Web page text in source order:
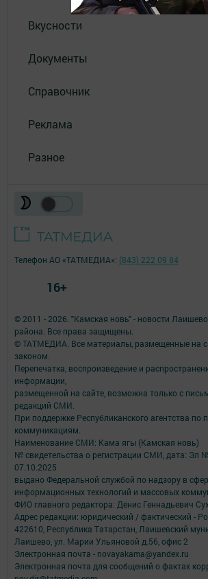
Вкусности
Документы
Справочник
Реклама
Разное
© 2011 - 2026. "Камская новь" - новости
района. Все права защищены.
© ТАТМЕДИА. Все материалы, размещенные на
законом.
Перепечатка, воспроизведение и
информации,
размещенной на сайте, возможна только с
редакций СМИ.
При поддержке Республиканского агентства по
коммуникациям.
Наименование СМИ: Кама ягы (Камская новь)
№ свидетельства о регистрации СМИ, дата: Эл
07.10.2025
выдано Федеральной службой по надзору в
информационных технологий и массовых
ФИО главного редактора: Денис Геннадьевич
Адрес редакции: юридический / фактический -
422610, Республика Татарстан, Лаишевский
Лаишево, ул. Марии Ульяновой д.56, офис 2
Электронная почта - novayakama@yandex.ru
Электронная почта для сообщений о фактах
Телефон АО «ТАТМЕДИА»: (843) 222 09 84
16+